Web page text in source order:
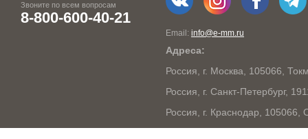
Звоните по всем вопросам
8-800-600-40-21
Email: info@e-mm.ru
Адреса:
Россия, г. Москва, 105066,
Россия, г. Санкт-Петербург,
Россия, г. Краснодар,